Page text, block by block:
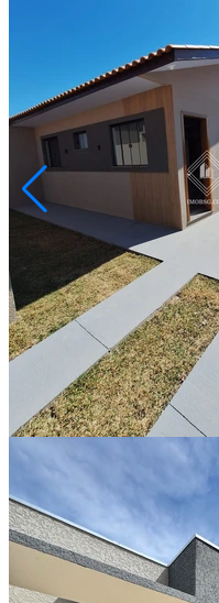
Cará-cará
R$ 260.000,00
Casa - Castanheira
Ponta Grossa/PR
2072980.001
Quartos
Vaga
62,00Área Privativa (m²)
Conversar no WhatsApp